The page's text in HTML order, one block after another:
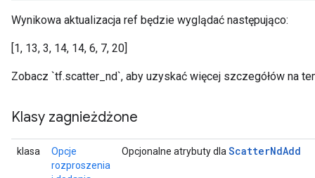
Wynikowa aktualizacja ref będzie wyglądać następująco:
[1, 13, 3, 14, 14, 6, 7, 20]
Zobacz `tf.scatter_nd`, aby uzyskać więcej szczegółów na
Klasy zagnieżdżone
klasa
Opcje
rozproszenia
Opcjonalne atrybuty dla ScatterNdAdd